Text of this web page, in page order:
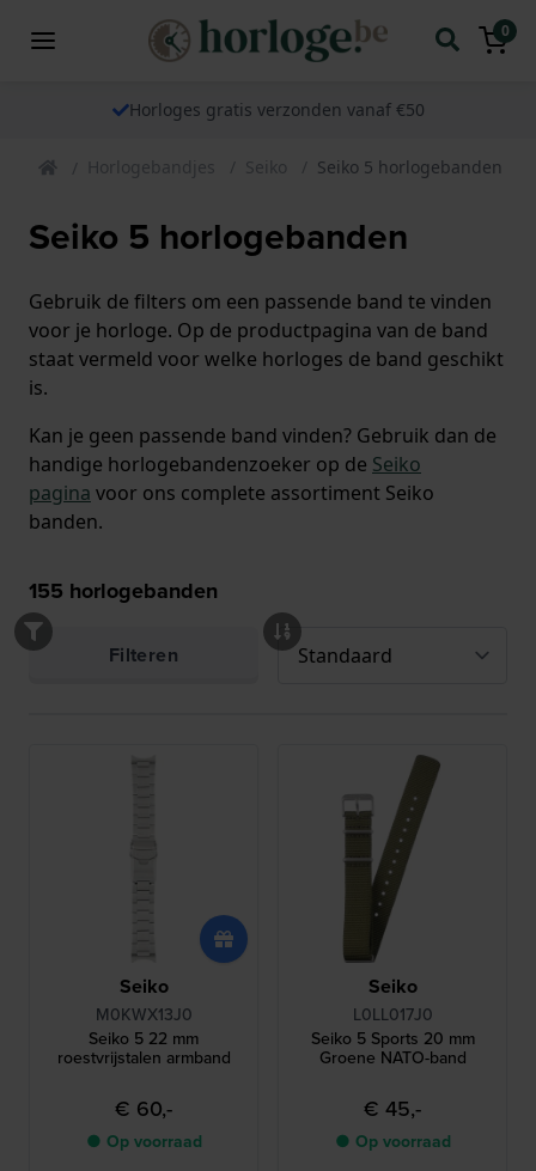
0
Horloges gratis verzonden vanaf €50
Horlogebandjes Seiko Seiko 5 horlogebanden
Seiko 5 horlogebanden
Gebruik de filters om een passende band te vinden
voor je horloge. Op de productpagina van de band
staat vermeld voor welke horloges de band geschikt
is.
Kan je geen passende band vinden? Gebruik dan de
handige horlogebandenzoeker op de Seiko
pagina voor ons complete assortiment Seiko
banden.
155 horlogebanden
Filteren
Seiko
M0KWX13J0
Seiko 5 22 mm
roestvrijstalen armband
€ 60,-
● Op voorraad
Seiko
L0LL017J0
Seiko 5 Sports 20 mm
Groene NATO-band
€ 45,-
● Op voorraad